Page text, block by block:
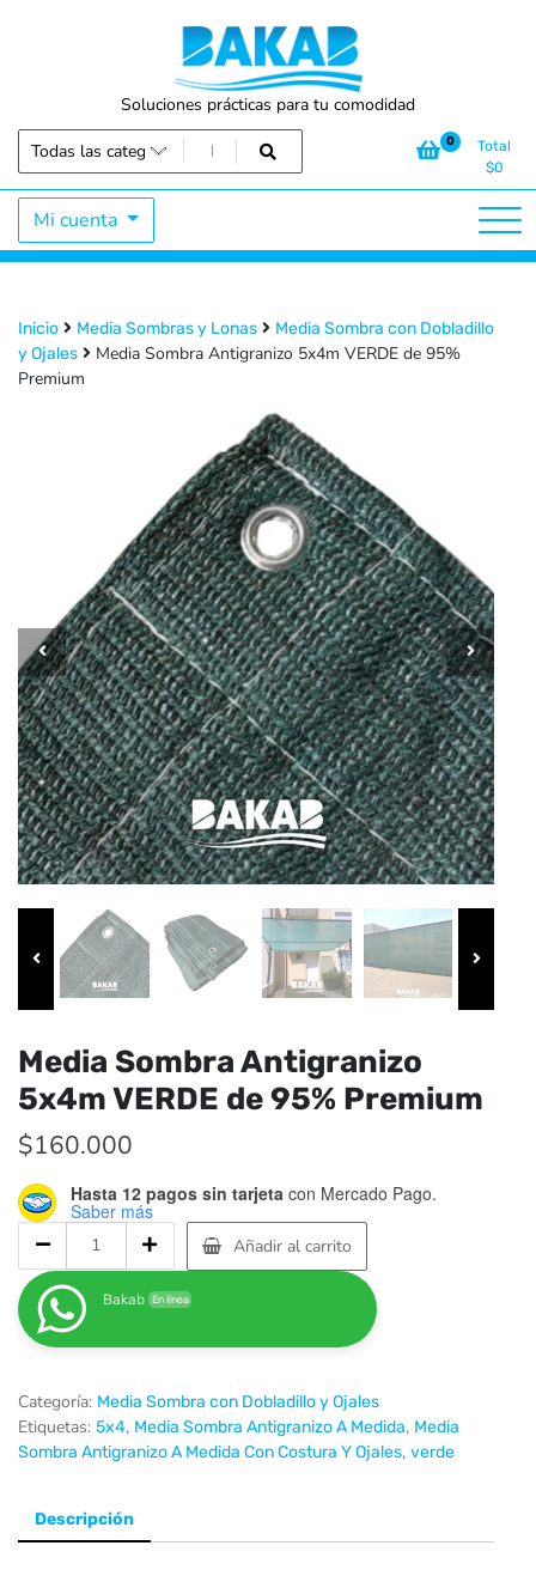
Soluciones prácticas para tu comodidad
0
Total
$0
Mi cuenta
Inicio Media Sombras y Lonas
Media Sombra con Dobladillo
y Ojales
Media Sombra Antigranizo 5x4m VERDE de 95%
Premium
Media Sombra Antigranizo
5x4m VERDE de 95% Premium
$160.000
Hasta 12 pagos sin tarjeta con Mercado Pago.
Saber más
Añadir al carrito
Bakab En línea
Categoría: Media Sombra con Dobladillo y Ojales
Etiquetas: 5x4, Media Sombra Antigranizo A Medida, Media
Sombra Antigranizo A Medida Con Costura Y Ojales, verde
Descripción